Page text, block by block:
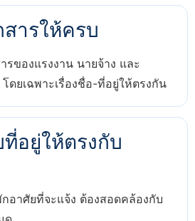
สารให้ครบ
รของแรงงาน นายจ้าง และ
ดยเฉพาะเรื่องชื่อ-ที่อยู่ให้ตรงกัน
อยู่ให้ตรงกับ
าศัยที่จะแจ้ง ต้องสอดคล้องกับ